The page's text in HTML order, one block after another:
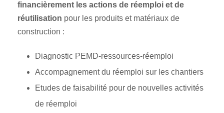
financièrement les actions de réemploi et de
réutilisation pour les produits et matériaux de
construction :
Diagnostic PEMD-ressources-réemploi
Accompagnement du réemploi sur les chantiers
Etudes de faisabilité pour de nouvelles activités
de réemploi